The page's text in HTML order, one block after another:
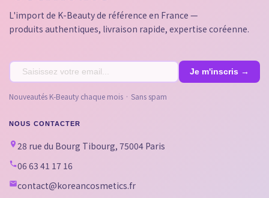
L'import de K-Beauty de référence en France —
produits authentiques, livraison rapide, expertise coréenne.
Nouveautés K-Beauty chaque mois · Sans spam
NOUS CONTACTER
28 rue du Bourg Tibourg, 75004 Paris
06 63 41 17 16
contact@koreancosmetics.fr